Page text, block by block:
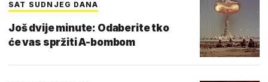
SAT SUDNJEG DANA
Još dvije minute: Odaberite tko
će vas spržiti A-bombom